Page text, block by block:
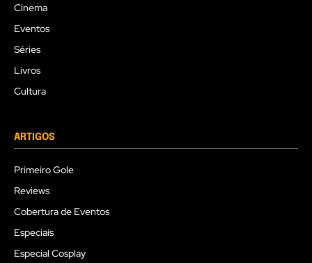
Cinema
Eventos
Séries
Livros
Cultura
ARTIGOS
Primeiro Gole
Reviews
Cobertura de Eventos
Especiais
Especial Cosplay